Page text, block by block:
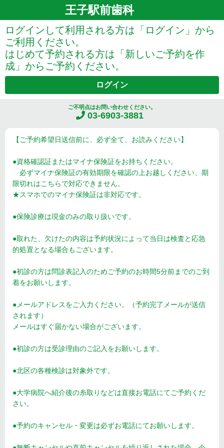
王子駅前歯科
ご不明点はお問い合わせください。
03-6903-3881
ログインして利用される方は「ログイン」から
ご利用ください。
はじめて予約される方は「新しいご予約を作
成」からご予約ください。
ログイン
【ご予約希望日送信前に、必ず全て、お読みください】
●資格確認証またはマイナ保険証をお持ちください。
必ずマイナ保険証の有効期限を確認の上お越しください、期
限切れはこちらで対応できません。
★スマホでのマイナ保険証は非対応です。
●保険診療は現金のみの取り扱いです。
●取れた、欠けたの内容は予約状況によって当日は検査と応急
的処置となる場合もございます。
●初診の方は問診表記入のためご予約のお時間5分前までのご到
着をお願いします。
●メールアドレスをご入力ください。（予約完了メールが送信
されます）
メールはすぐ届かない場合がございます。
●初診の方は受診理由のご記入をお願いします。
●北区の各種検診は対象外です。
●大学病院へ紹介後の糸取りなどは直接お電話にてご予約くだ
さい。
●予約のキャンセル・変更は必ずお電話にてお願いします。